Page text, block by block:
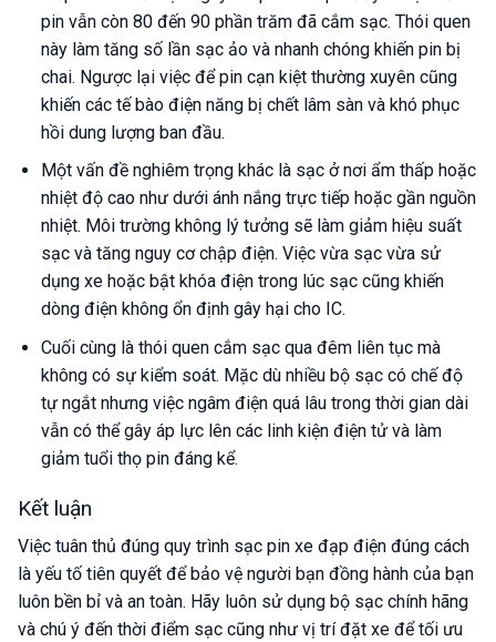
pin vẫn còn 80 đến 90 phần trăm đã cắm sạc. Thói quen
này làm tăng số lần sạc ảo và nhanh chóng khiến pin bị
chai. Ngược lại việc để pin cạn kiệt thường xuyên cũng
khiến các tế bào điện năng bị chết lâm sàn và khó phục
hồi dung lượng ban đầu.
Một vấn đề nghiêm trọng khác là sạc ở nơi ẩm thấp hoặc
nhiệt độ cao như dưới ánh nắng trực tiếp hoặc gần nguồn
nhiệt. Môi trường không lý tưởng sẽ làm giảm hiệu suất
sạc và tăng nguy cơ chập điện. Việc vừa sạc vừa sử
dụng xe hoặc bật khóa điện trong lúc sạc cũng khiến
dòng điện không ổn định gây hại cho IC.
Cuối cùng là thói quen cắm sạc qua đêm liên tục mà
không có sự kiểm soát. Mặc dù nhiều bộ sạc có chế độ
tự ngắt nhưng việc ngâm điện quá lâu trong thời gian dài
vẫn có thể gây áp lực lên các linh kiện điện tử và làm
giảm tuổi thọ pin đáng kể.
Kết luận
Việc tuân thủ đúng quy trình sạc pin xe đạp điện đúng cách
là yếu tố tiên quyết để bảo vệ người bạn đồng hành của bạn
luôn bền bỉ và an toàn. Hãy luôn sử dụng bộ sạc chính hãng
và chú ý đến thời điểm sạc cũng như vị trí đặt xe để tối ưu